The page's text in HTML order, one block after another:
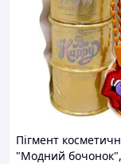
Пігмент
"Модний